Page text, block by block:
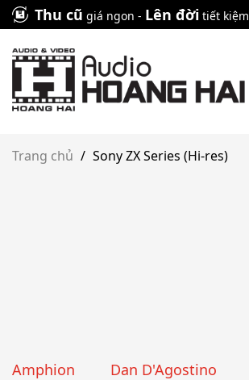
Skip
to
content
Thu cũ giá ngon - Lên đời tiết kiệm
Trang chủ / Sony ZX Series (Hi-res)
Amphion Dan D'Agostino